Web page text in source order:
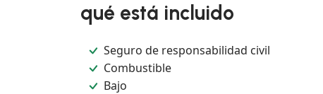
qué está incluido
Seguro de responsabilidad civil
Combustible
Bajo